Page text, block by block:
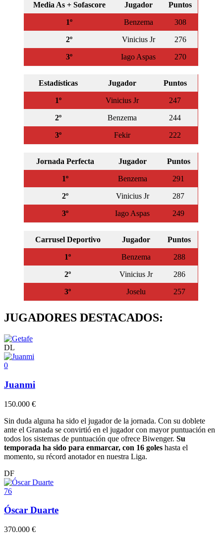
Media As + Sofascore Jugador Puntos
1º Benzema 308
2º Vinicius Jr 276
3º Iago Aspas 270
Estadísticas Jugador Puntos
1º Vinicius Jr 247
2º Benzema 244
3º Fekir 222
Jornada Perfecta Jugador Puntos
1º Benzema 291
2º Vinicius Jr 287
3º Iago Aspas 249
Carrusel Deportivo Jugador Puntos
1º Benzema 288
2º Vinicius Jr 286
3º Joselu 257
JUGADORES DESTACADOS:
DL
0
Juanmi
150.000 €
Sin duda alguna ha sido el jugador de la jornada. Con su doblete
ante el Granada se convirtió en el jugador con mayor puntuación en
todos los sistemas de puntuación que ofrece Biwenger. Su
temporada ha sido para enmarcar, con 16 goles hasta el
momento, su récord anotador en nuestra Liga.
DF
76
Óscar Duarte
370.000 €